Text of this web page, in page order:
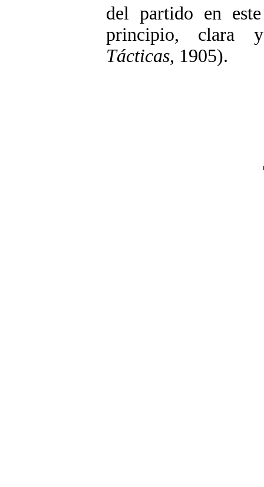
del partido en
principio, clara
Tácticas, 1905).